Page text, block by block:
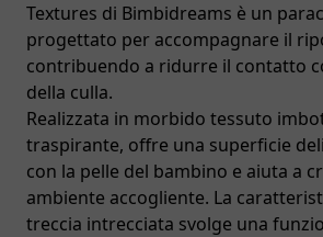
Textures di Bimbidreams è un
progettato per accompagnare il
contribuendo a ridurre il contatto
della culla.
Realizzata in morbido tessuto
traspirante, offre una superficie
con la pelle del bambino e aiuta a
ambiente accogliente. La
treccia intrecciata svolge una